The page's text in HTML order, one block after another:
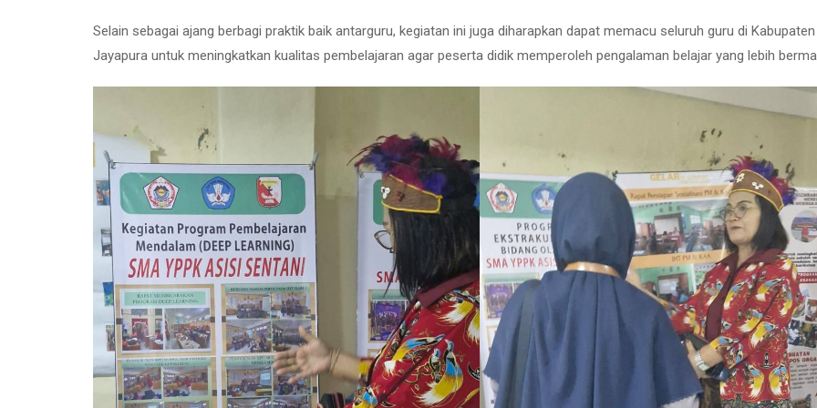
Selain sebagai ajang berbagi praktik baik antarguru, kegiatan ini juga diharapkan dapat memacu seluruh guru di Kabupaten
Jayapura untuk meningkatkan kualitas pembelajaran agar peserta didik memperoleh pengalaman belajar yang lebih